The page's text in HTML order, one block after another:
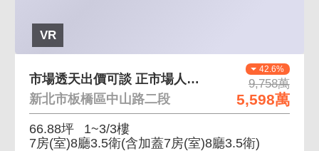
VR
42.6%
9,758萬
5,598萬
市場透天出價可談 正市場人潮匯集商圈生活機能高
新北市板橋區中山路二段
66.88坪
1~3/3樓
7房(室)8廳3.5衛(含加蓋7房(室)8廳3.5衛)